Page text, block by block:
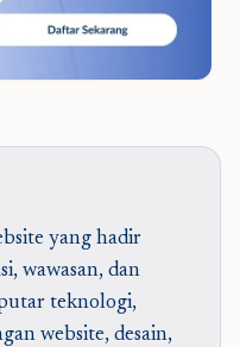
yang hadir
wawasan, dan
teknologi,
website, desain,